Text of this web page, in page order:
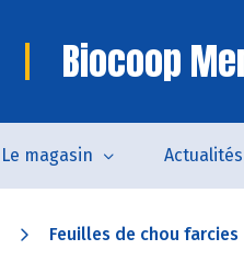
Biocoop
Le magasin Actualités
Feuilles de chou farcies